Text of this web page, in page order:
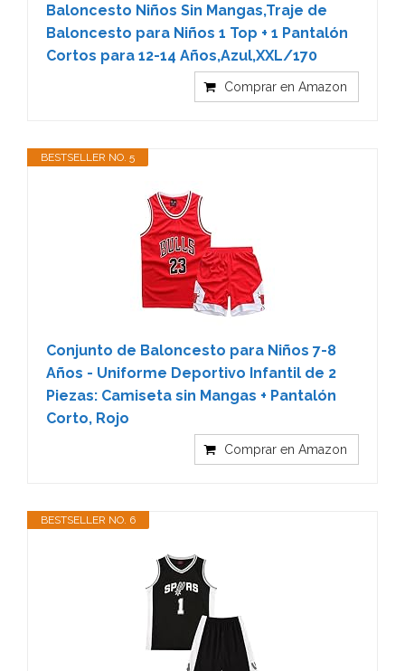
Baloncesto Niños Sin Mangas,Traje de
Baloncesto para Niños 1 Top + 1 Pantalón
Cortos para 12-14 Años,Azul,XXL/170
Comprar en Amazon
BESTSELLER NO. 5
Conjunto de Baloncesto para Niños 7-8
Años - Uniforme Deportivo Infantil de 2
Piezas: Camiseta sin Mangas + Pantalón
Corto, Rojo
Comprar en Amazon
BESTSELLER NO. 6